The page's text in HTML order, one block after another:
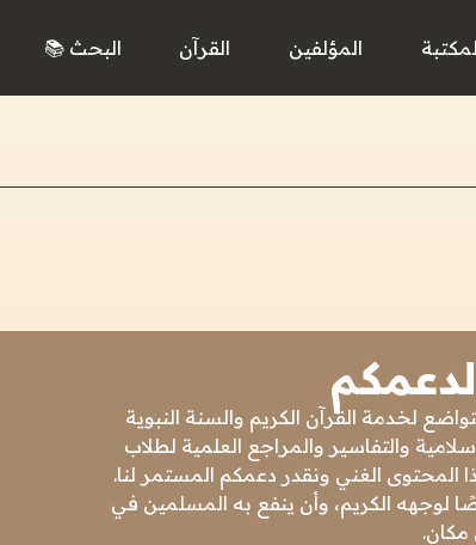
المؤلفين القرآن البحث 📚
لخدمة القرآن الكريم والسنة النبوية
والتفاسير والمراجع العلمية لطلاب
المحتوى الغني ونقدر دعمكم المستمر لنا.
لوجهه الكريم، وأن ينفع به المسلمين في
مكان.